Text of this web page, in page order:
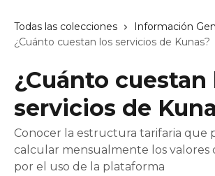
Todas las colecciones
Información
¿Cuánto cuestan los servicios de Kunas?
¿Cuánto cuestan
servicios de
Conocer la estructura tarifaria que
calcular mensualmente los valores
por el uso de la plataforma